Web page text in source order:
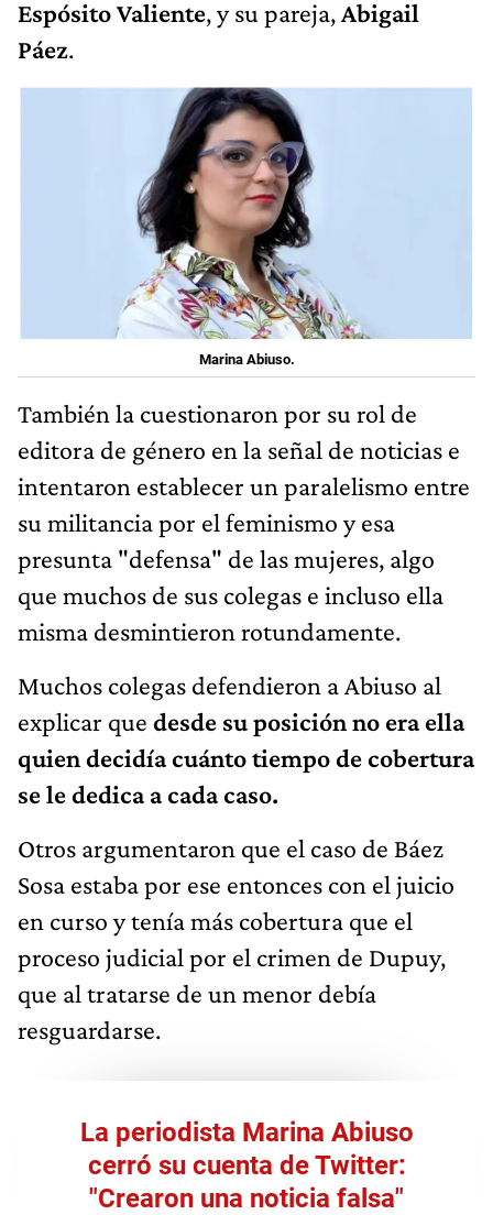
Espósito Valiente, y su pareja,Abigail
Páez.
Marina Abiuso.
También la cuestionaron por su rol de
editora de género en la señal de noticias e
intentaron establecer un paralelismo entre
su militancia por el feminismo y esa
presunta "defensa" de las mujeres, algo
que muchos de sus colegas e incluso ella
misma desmintieron rotundamente.
Muchos colegas defendieron a Abiuso al
explicar que desde su posición no era ella
quien decidía cuánto tiempo de cobertura
se le dedica a cada caso.
Otros argumentaron que el caso de Báez
Sosa estaba por ese entonces con el juicio
en curso y tenía más cobertura que el
proceso judicial por el crimen de Dupuy,
que al tratarse de un menor debía
resguardarse.
La periodista Marina Abiuso
cerró su cuenta de Twitter:
"Crearon una noticia falsa"